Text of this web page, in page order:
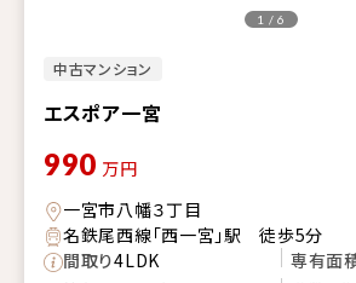
中古マンション
エスポア一宮
1 / 6
990 万円
一宮市八幡３丁目
名鉄尾西線「西一宮」駅 徒歩5分
間取り4LDK 専有面